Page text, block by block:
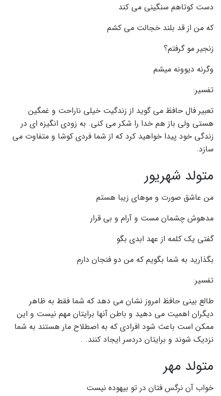
دست کوتاهم سنگینی می کند
که من از قد بلند خجالت می کشم
زنجیر مو گرفتم؟
وگرنه دیوونه میشم
تفسیر:
تعبیر فال حافظ می گوید از زندگیت خیلی ناراحت و غمگین
هستی ولی باز هم خدا را شکر می کنی. به زودی انگیزه ای در
زندگی خود پیدا خواهید کرد که از شما فردی کوشا و متفاوت می
سازد.
متولد شهریور
من عاشق صورت و موهای زیبا هستم
مدهوش چشمان مست و آرام و بی قرار
گفتی یک کلمه از عهد ابدی بگو
بگذارید به شما بگویم که من دو فنجان دارم
تفسیر:
طالع بینی حافظ امروز نشان می دهد که شما فقط به ظاهر
دیگران اهمیت می دهید و باطن آنها برایتان مهم نیست و این
ممکن است باعث شود افرادی که به اصطلاح مار هستند به شما
نزدیک شوند و برایتان دردسر ایجاد کنند. .
متولد مهر
خواب آن نرگس فتان در تو بیهوده نیست